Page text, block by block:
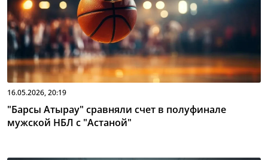
16.05.2026, 20:19
"Барсы Атырау" сравняли счет в полуфинале
мужской НБЛ с "Астаной"